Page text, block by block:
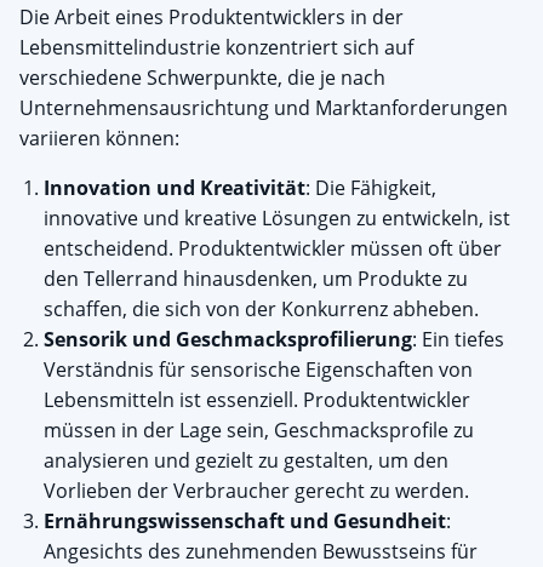
Die Arbeit eines Produktentwicklers in der
Lebensmittelindustrie konzentriert sich auf
verschiedene Schwerpunkte, die je nach
Unternehmensausrichtung und Marktanforderungen
variieren können:
Innovation und Kreativität: Die Fähigkeit,
innovative und kreative Lösungen zu entwickeln, ist
entscheidend. Produktentwickler müssen oft über
den Tellerrand hinausdenken, um Produkte zu
schaffen, die sich von der Konkurrenz abheben.
Sensorik und Geschmacksprofilierung: Ein tiefes
Verständnis für sensorische Eigenschaften von
Lebensmitteln ist essenziell. Produktentwickler
müssen in der Lage sein, Geschmacksprofile zu
analysieren und gezielt zu gestalten, um den
Vorlieben der Verbraucher gerecht zu werden.
Ernährungswissenschaft und Gesundheit:
Angesichts des zunehmenden Bewusstseins für